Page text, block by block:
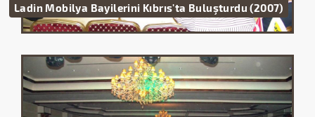
Ladin Mobilya Bayilerini Kıbrıs'ta Buluşturdu (2007)